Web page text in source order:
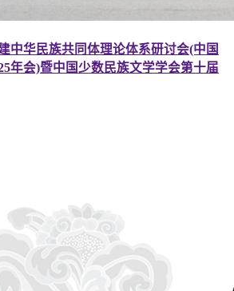
中华民族共同体理论体系研讨会(中国
年会)暨中国少数民族文学学会第十届